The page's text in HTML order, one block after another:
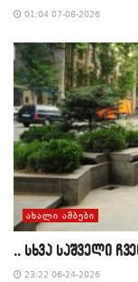
01:04 07-08-2026
ᲐᲮᲐᲚᲘ ᲐᲛᲑᲔᲑᲘ
,, სხვა საშველი
23:22 06-24-2026